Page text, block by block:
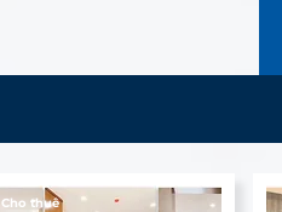
Cho thuê